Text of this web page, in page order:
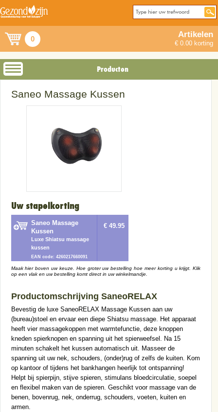
0 Artikelen
€ 0.00 korting
Producten
Saneo Massage Kussen
Uw stapelkorting
Saneo Massage
Kussen
Luxe Shiatsu massage
kussen
EAN code: 4260217660091
€ 49.95
Maak hier boven uw keuze. Hoe groter uw bestelling hoe meer korting u krijgt. Klik
op een vlak en uw bestelling komt direct in uw winkelmandje.
Productomschrijving SaneoRELAX
Bevestig de luxe SaneoRELAX Massage Kussen aan uw
(bureau)stoel en ervaar een diepe Shiatsu massage. Het apparaat
heeft vier massagekoppen met warmtefunctie, deze knoppen
kneden spierknopen en spanning uit het spierweefsel. Na 15
minuten schakelt het kussen automatisch uit. Masseer de
spanning uit uw nek, schouders, (onder)rug of zelfs de kuiten. Kom
op kantoor of tijdens het bankhangen heerlijk tot ontspanning!
Helpt bij spierpijn, stijve spieren, stimulans bloedcirculatie, soepel
en flexibel maken van de spieren. Geschikt voor massage van de
benen, bovenrug, nek, onderrug, schouders, voeten, kuiten en
armen.